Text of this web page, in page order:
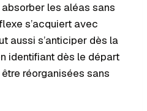
les aléas sans
s’acquiert avec
aussi s’anticiper dès la
identifiant dès le départ
réorganisées sans